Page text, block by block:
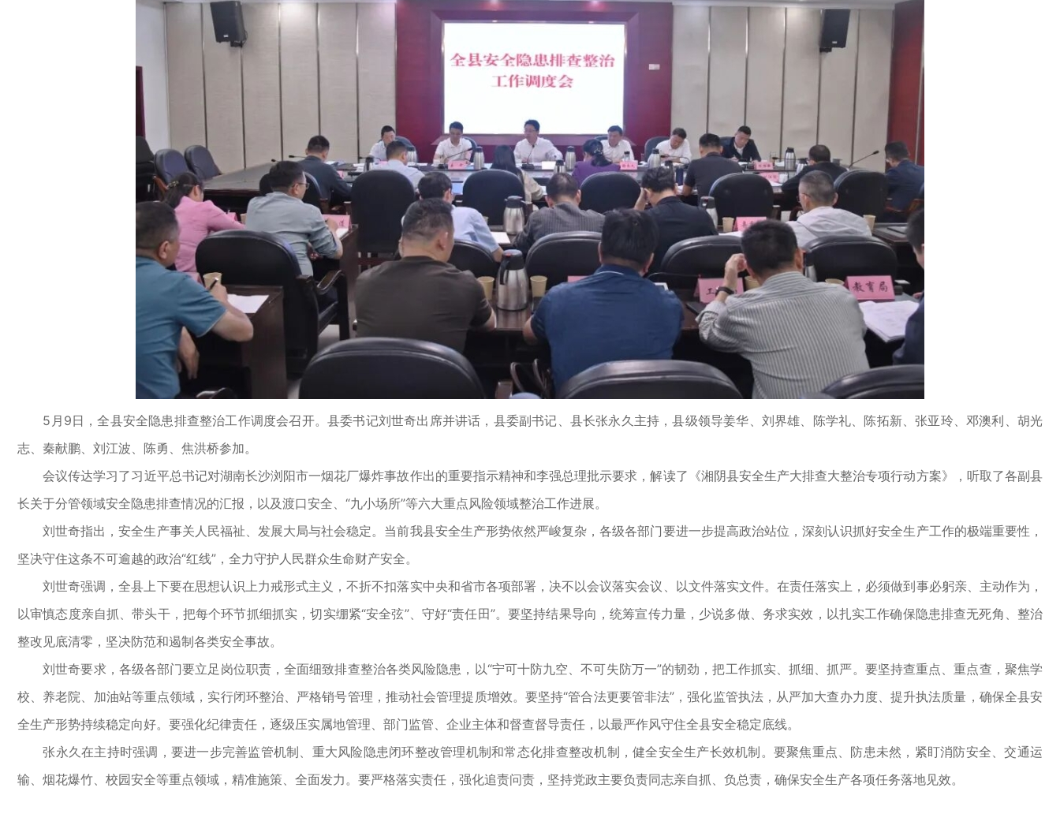
5月9日，全县安全隐患排查整治工作调度会召开。县委书记刘世奇出席并讲话，县委副书记、县长张永久主持，县级领导姜华、刘界雄、陈学礼、陈拓新、张亚玲、邓澳利、胡光
志、秦献鹏、刘江波、陈勇、焦洪桥参加。
会议传达学习了习近平总书记对湖南长沙浏阳市一烟花厂爆炸事故作出的重要指示精神和李强总理批示要求，解读了《湘阴县安全生产大排查大整治专项行动方案》，听取了各副县
长关于分管领域安全隐患排查情况的汇报，以及渡口安全、“九小场所”等六大重点风险领域整治工作进展。
刘世奇指出，安全生产事关人民福祉、发展大局与社会稳定。当前我县安全生产形势依然严峻复杂，各级各部门要进一步提高政治站位，深刻认识抓好安全生产工作的极端重要性，
坚决守住这条不可逾越的政治“红线”，全力守护人民群众生命财产安全。
刘世奇强调，全县上下要在思想认识上力戒形式主义，不折不扣落实中央和省市各项部署，决不以会议落实会议、以文件落实文件。在责任落实上，必须做到事必躬亲、主动作为，
以审慎态度亲自抓、带头干，把每个环节抓细抓实，切实绷紧“安全弦”、守好“责任田”。要坚持结果导向，统筹宣传力量，少说多做、务求实效，以扎实工作确保隐患排查无死角、整治
整改见底清零，坚决防范和遏制各类安全事故。
刘世奇要求，各级各部门要立足岗位职责，全面细致排查整治各类风险隐患，以“宁可十防九空、不可失防万一”的韧劲，把工作抓实、抓细、抓严。要坚持查重点、重点查，聚焦学
校、养老院、加油站等重点领域，实行闭环整治、严格销号管理，推动社会管理提质增效。要坚持“管合法更要管非法”，强化监管执法，从严加大查办力度、提升执法质量，确保全县安
全生产形势持续稳定向好。要强化纪律责任，逐级压实属地管理、部门监管、企业主体和督查督导责任，以最严作风守住全县安全稳定底线。
张永久在主持时强调，要进一步完善监管机制、重大风险隐患闭环整改管理机制和常态化排查整改机制，健全安全生产长效机制。要聚焦重点、防患未然，紧盯消防安全、交通运
输、烟花爆竹、校园安全等重点领域，精准施策、全面发力。要严格落实责任，强化追责问责，坚持党政主要负责同志亲自抓、负总责，确保安全生产各项任务落地见效。